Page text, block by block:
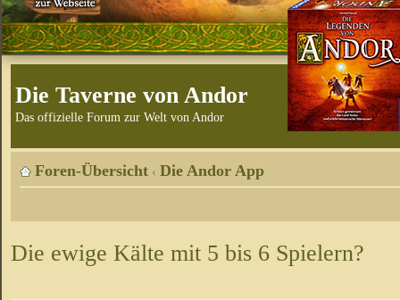
Die Taverne von Andor
Das offizielle Forum zur Welt von Andor
Foren-Übersicht ‹ Die Andor App
Die ewige Kälte mit 5 bis 6 Spielern?